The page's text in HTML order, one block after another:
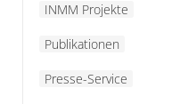
INMM Projekte
Publikationen
Presse-Service